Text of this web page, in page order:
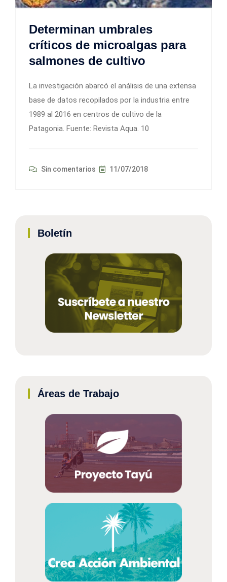
Determinan umbrales
críticos de microalgas para
salmones de cultivo
La investigación abarcó el análisis de una extensa
base de datos recopilados por la industria entre
1989 al 2016 en centros de cultivo de la
Patagonia. Fuente: Revista Aqua. 10
Sin comentarios 11/07/2018
Boletín
Áreas de Trabajo